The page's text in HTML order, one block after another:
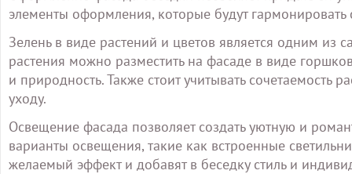
элементы оформления, которые будут
Зелень в виде растений и цветов является одним
растения можно разместить на фасаде в виде
и природность. Также стоит учитывать
уходу.
Освещение фасада позволяет создать уютную и
варианты освещения, такие как встроенные
желаемый эффект и добавят в беседку стиль и